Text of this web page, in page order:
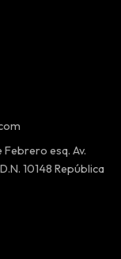
Febrero esq. Av.
10148 República